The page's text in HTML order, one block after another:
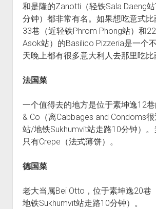
和是隆的Zanotti（轻铁Sala Daeng
分钟）都非常有名。如果想吃意式
33巷（近轻铁Phrom Phong站）和
Asok站）的Basilico Pizzeria是一个
天晚上都有很多意大利人去那里吃比
法国菜
一个值得去的地方是位于素坤逸12
& Co（离Cabbages and Condoms
站/地铁Sukhumvit站走路10分钟）
只有Crepe（法式薄饼）。
德国菜
老大当属Bei Otto，位于素坤逸20巷
地铁Sukhumvit站走路10分钟）。